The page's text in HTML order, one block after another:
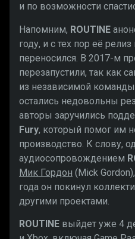
и по возможности
Напомним, ROUTINE
году, и с тех пор её
переносился. В 2017-м
перезапустили, так как
из независимой команды
остались недовольны
авторы заручились
Fury, который помог им
производство. К слову,
аудиосопровождением
Мик Гордон (Mick
года он покинул
другими проектами.
ROUTINE выйдет уже 4